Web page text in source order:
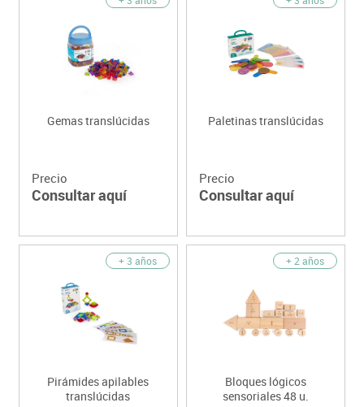
Gemas translúcidas
Precio
Consultar aquí
Paletinas translúcidas
Precio
Consultar aquí
+ 3 años
Pirámides apilables
translúcidas
+ 2 años
Bloques lógicos
sensoriales 48 u.